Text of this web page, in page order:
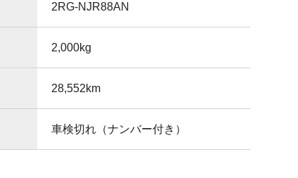
2RG-NJR88AN
2,000kg
28,552km
車検切れ（ナンバー付き）